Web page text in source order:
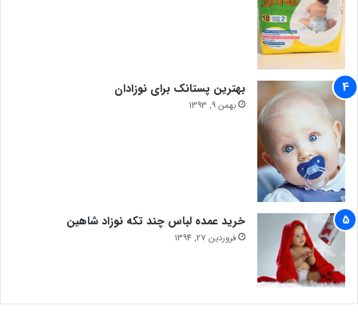
بهترین پستانک برای نوزادان
بهمن 9, 1393
خرید عمده لباس چند تکه نوزاد شاهین
فروردین 27, 1394